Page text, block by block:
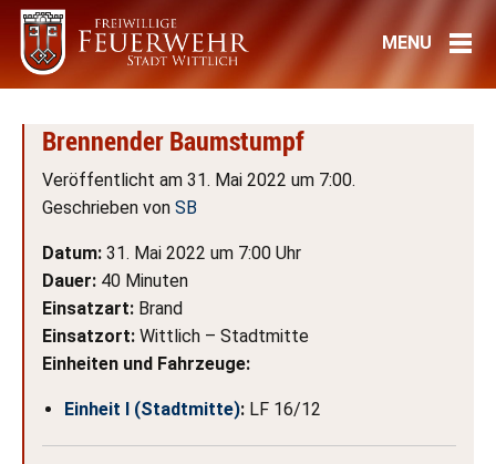
Brennender Baumstumpf
Veröffentlicht am 31. Mai 2022 um 7:00.
Geschrieben von SB
Datum: 31. Mai 2022 um 7:00 Uhr
Dauer: 40 Minuten
Einsatzart: Brand
Einsatzort: Wittlich – Stadtmitte
Einheiten und Fahrzeuge:
Einheit I (Stadtmitte): LF 16/12